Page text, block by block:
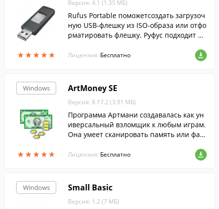
★★★★★
★★★★★
Версия: 4.1 (1.35 МБ)
Rufus Portable поможетсоздать загрузоч
ную USB-флешку из ISO-образа или отфо
рматировать флешку. Руфус подходит дл
ает русский язык.
Лицензия: Бесплатно
Windows
★★★★★
★★★★★
ArtMoney SE
Версия: 8.17.2 (3.91 МБ)
Программа Артмани создавалась как ун
иверсальный взломщик к любым играм.
Она умеет сканировать память или фай
ных значений. Имеется поддержка русс
Лицензия: Бесплатно
Windows Small Basic
Версия: 1.2 (7 МБ)